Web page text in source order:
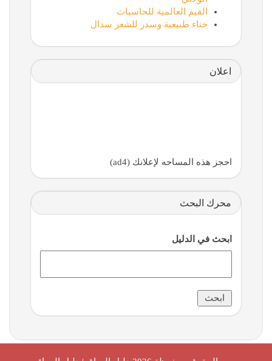
القيم العالمية للحاسبات
حناء طبيعية وسدر للشعر سدال
اعلان
احجز هذه المساحه لإعلانك (ad4)
محرك البحث
ابحث في الدليل